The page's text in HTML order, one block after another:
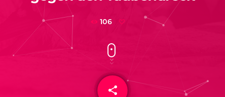
106
share
email